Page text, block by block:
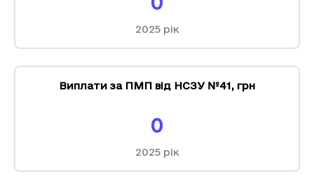
2025рік
Виплати за ПМП від НСЗУ №41, грн
0
2025рік